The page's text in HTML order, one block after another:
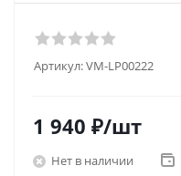
Артикул:VM-LP00222
1 940 ₽/шт
Нет в наличии